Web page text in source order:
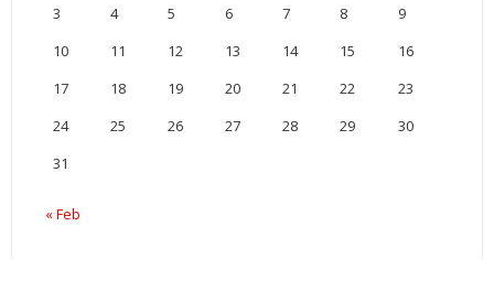
3
4 5 6 7 8
9
10
11 12 13 14 15
16
17
18 19 20 21 22
23
24
25 26 27 28 29
30
31
« Feb